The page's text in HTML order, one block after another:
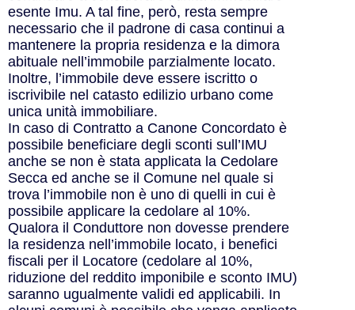
esente Imu. A tal fine, però, resta sempre
necessario che il padrone di casa continui a
mantenere la propria residenza e la dimora
abituale nell’immobile parzialmente locato.
Inoltre, l’immobile deve essere iscritto o
iscrivibile nel catasto edilizio urbano come
unica unità immobiliare.
In caso di Contratto a Canone Concordato è
possibile beneficiare degli sconti sull’IMU
anche se non è stata applicata la Cedolare
Secca ed anche se il Comune nel quale si
trova l’immobile non è uno di quelli in cui è
possibile applicare la cedolare al 10%.
Qualora il Conduttore non dovesse prendere
la residenza nell’immobile locato, i benefici
fiscali per il Locatore (cedolare al 10%,
riduzione del reddito imponibile e sconto IMU)
saranno ugualmente validi ed applicabili. In